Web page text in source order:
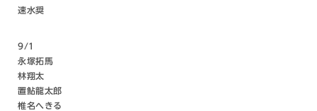
速水奨
9/1
永塚拓馬
林翔太
置鮎龍太郎
椎名へきる